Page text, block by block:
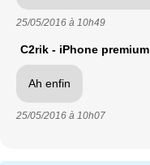
25/05/2016 à 10h49
C2rik - iPhone premium
Ah enfin
25/05/2016 à 10h07